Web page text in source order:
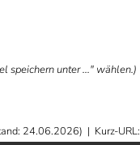
speichern unter ..." wählen.)
24.06.2026) | Kurz-URL: